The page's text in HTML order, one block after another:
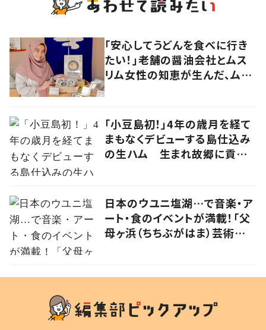
「安心してうどんを食べに行き
たい！」老舗の醤油会社とムス
リム女性の知恵が生んだ、ムス
「小豆島初！」4年の歳月を経て
まもなくデビューする島仕込み
の生ハム 生まれ故郷に貢献
日本のウユニ塩湖…で音楽・ア
ート・食のイベントが満載！「父
母ヶ浜（ちちぶがはま）芸術祭